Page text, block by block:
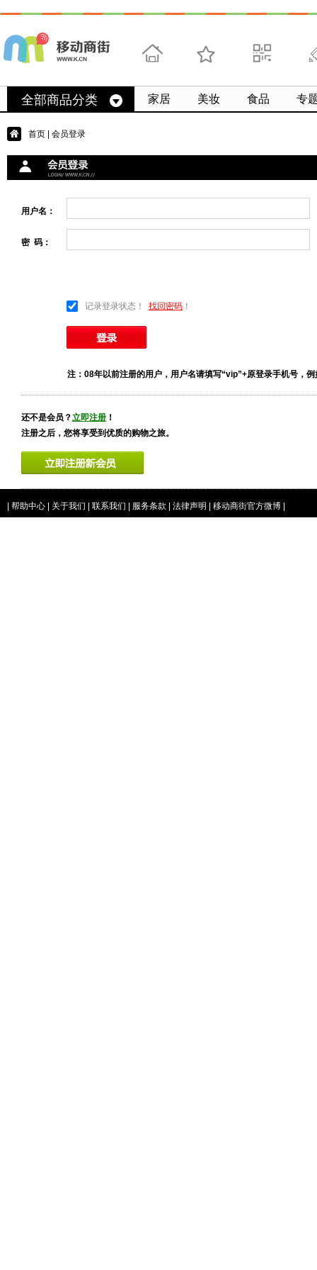
首页 收藏 求扫码 微
全部商品分类 家居 美妆 食品 专
首页 | 会员登录
用户名：
密 码：
记录登录状态！ 找回密码 ！
注：08年以前注册的用户，用户名请填写“vip”+原登录手机号，
还不是会员？立即注册 ！
注册之后，您将享受到优质的购物之旅。
帮助中心 关于我们 联系我们 服务条款 法律声明 移动商街官方微博